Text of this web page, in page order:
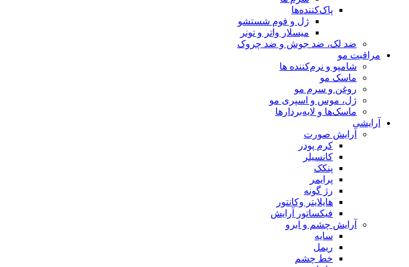
پاک‌کننده‌ها
ژل و فوم شستشو
میسلار واتر و تونر
ضد لک، ضد جوش و ضد چروک
مراقبت مو
شامپو و نرم‌کننده ها
ماسک مو
روغن و سرم مو
ژل، موس و اسپری مو
ماسک‌ها و لایه‌بردارها
آرایشی
آرایش صورت
کرم پودر
کانسیلر
پنکک
پرایمر
رژ گونه
هایلایتر وکانتور
فیکساتور آرایش
آرایش چشم و ابرو
سایه
ریمل
خط چشم